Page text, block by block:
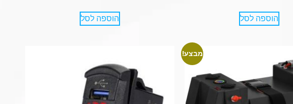
הוספה לסל הוספה לסל
מבצע!